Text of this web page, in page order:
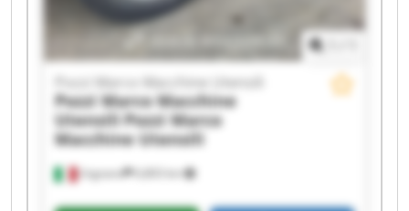
Urgnano 6,803 km
Pozzi Marco Macchine Utensili
Pozzi Marco Macchine
Utensili Pozzi Marco
Macchine Utensili